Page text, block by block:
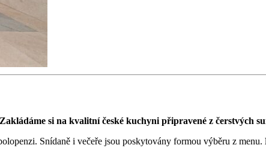
Zakládáme si na kvalitní české kuchyni připravené z čerstvých
Snídaně i večeře jsou poskytovány formou výběru z menu.